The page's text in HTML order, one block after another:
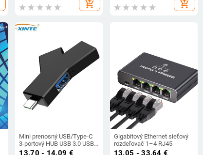
a 1.1 pre nabíjanie telefónov
add_shopping_cart
počítačového extendera, add_shopping_cart
Mini prenosný USB/Type-C
3-portový HUB USB 3.0 USB
2.0 HUB USB rozbočovač
13.70 - 14.09 €
Gigabitový Ethernet sieťový
rozdeľovač 1–4 RJ45
13.05 - 33.64 €